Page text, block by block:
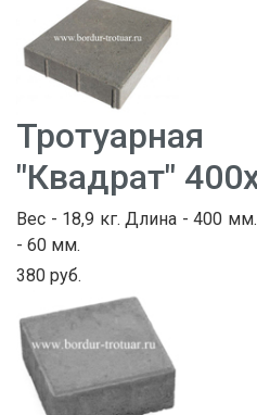
"Квадрат"
Вес - 18,9 кг. Длина - 400
- 60 мм.
380 руб.